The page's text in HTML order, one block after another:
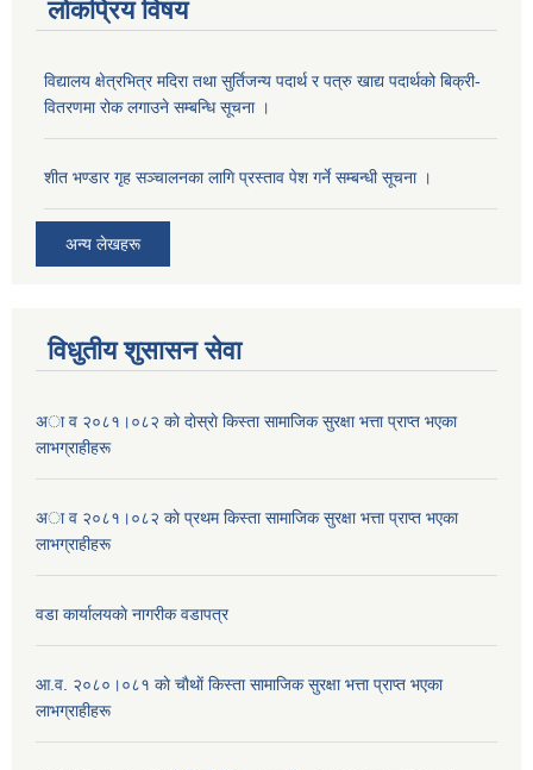
लोकप्रिय विषय
विद्यालय क्षेत्रभित्र मदिरा तथा सुर्तिजन्य पदार्थ र पत्रु खाद्य पदार्थको बिक्री-
वितरणमा रोक लगाउने सम्बन्धि सूचना ।
शीत भण्डार गृह सञ्चालनका लागि प्रस्ताव पेश गर्ने सम्बन्धी सूचना ।
अन्य लेखहरू
विधुतीय शुसासन सेवा
अा व २०८१।०८२ काे दाेस्राे किस्ता सामाजिक सुरक्षा भत्ता प्राप्त भएका
लाभग्राहीहरू
अा व २०८१।०८२ काे प्रथम किस्ता सामाजिक सुरक्षा भत्ता प्राप्त भएका
लाभग्राहीहरू
वडा कार्यालयकाे नागरीक वडापत्र
आ.व. २०८०।०८१ काे चाैथाें किस्ता सामाजिक सुरक्षा भत्ता प्राप्त भएका
लाभग्राहीहरू